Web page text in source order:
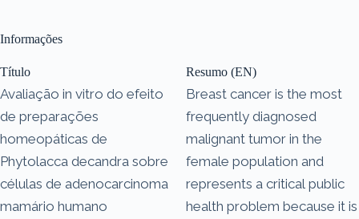
Informações
Título
Avaliação in vitro do efeito
de preparações
homeopáticas de
Phytolacca decandra sobre
células de adenocarcinoma
mamário humano
Resumo (EN)
Breast cancer is the most
frequently diagnosed
malignant tumor in the
female population and
represents a critical public
health problem because it is